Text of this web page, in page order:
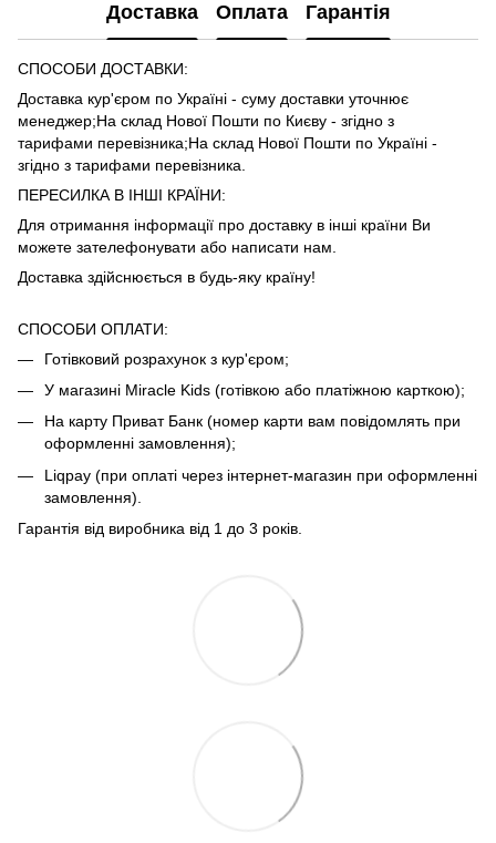
Доставка Оплата Гарантія
СПОСОБИ ДОСТАВКИ:
Доставка кур'єром по Україні - суму доставки уточнює
менеджер;На склад Нової Пошти по Києву - згідно з
тарифами перевізника;На склад Нової Пошти по Україні -
згідно з тарифами перевізника
ПЕРЕСИЛКА В ІНШІ КРАЇНИ:
Для отримання інформації про доставку в інші країни Ви
можете зателефонувати або написати нам.
Доставка здійснюється в будь-яку країну!
СПОСОБИ ОПЛАТИ:
Готівковий розрахунок з кур'єром;
У магазині Miracle Kids (готівкою або платіжною карткою);
На карту Приват Банк (номер карти вам повідомлять при
оформленні замовлення);
Liqpay (при оплаті через інтернет-магазин при оформленні
замовлення).
Гарантія від виробника від 1 до 3 років.